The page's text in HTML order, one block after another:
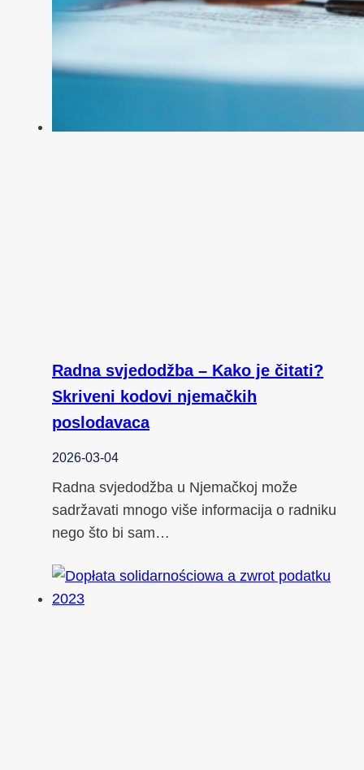
Radna svjedodžba – Kako je čitati?
Skriveni kodovi njemačkih
poslodavaca
2026-03-04
Radna svjedodžba u Njemačkoj može
sadržavati mnogo više informacija o radniku
nego što bi sam…